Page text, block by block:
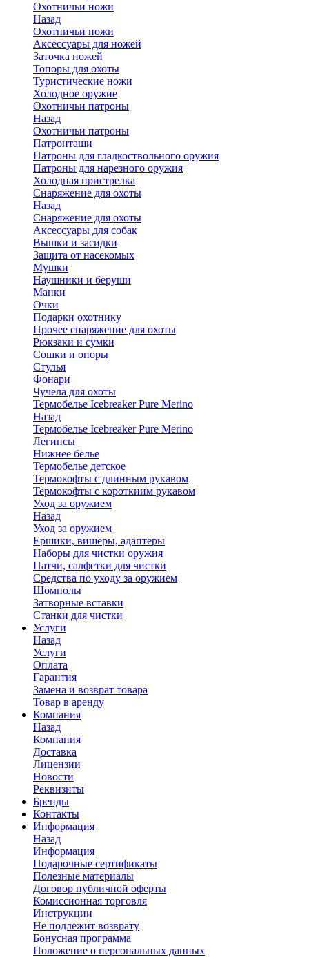
Охотничьи ножи
Назад
Охотничьи ножи
Аксессуары для ножей
Заточка ножей
Топоры для охоты
Туристические ножи
Холодное оружие
Охотничьи патроны
Назад
Охотничьи патроны
Патронташи
Патроны для гладкоствольного оружия
Патроны для нарезного оружия
Холодная пристрелка
Снаряжение для охоты
Назад
Снаряжение для охоты
Аксессуары для собак
Вышки и засидки
Защита от насекомых
Мушки
Наушники и беруши
Манки
Очки
Подарки охотнику
Прочее снаряжение для охоты
Рюкзаки и сумки
Сошки и опоры
Стулья
Фонари
Чучела для охоты
Термобелье Icebreaker Pure Merino
Назад
Термобелье Icebreaker Pure Merino
Легинсы
Нижнее белье
Термобелье детское
Термокофты с длинным рукавом
Термокофты с короткиим рукавом
Уход за оружием
Назад
Уход за оружием
Ершики, вишеры, адаптеры
Наборы для чистки оружия
Патчи, салфетки для чистки
Средства по уходу за оружием
Шомполы
Затворные вставки
Станки для чистки
Услуги
Назад
Услуги
Оплата
Гарантия
Замена и возврат товара
Товар в аренду
Компания
Назад
Компания
Доставка
Лицензии
Новости
Реквизиты
Бренды
Контакты
Информация
Назад
Информация
Подарочные сертификаты
Полезные материалы
Договор публичной оферты
Комиссионная торговля
Инструкции
Не подлежит возврату
Бонусная программа
Положение о персональных данных